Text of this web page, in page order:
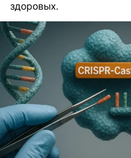
здоровых.